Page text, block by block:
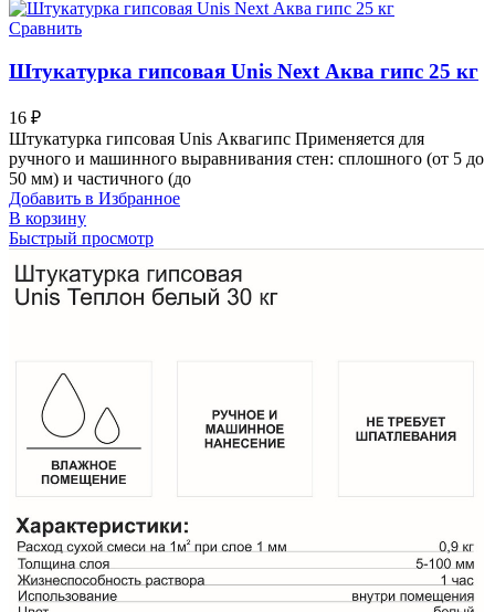
Сравнить
Штукатурка гипсовая Unis Next Аква гипс 25 кг
16 ₽
Штукатурка гипсовая Unis Аквагипс Применяется для
ручного и машинного выравнивания стен: сплошного (от 5 до
50 мм) и частичного (до
Добавить в Избранное
В корзину
Быстрый просмотр